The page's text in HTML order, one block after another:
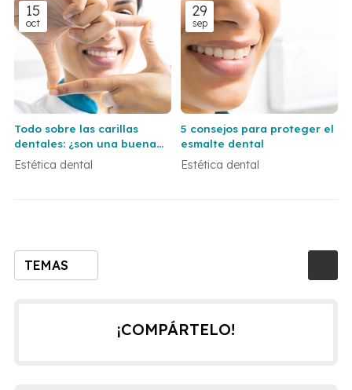
TEMAS
15
oct
Todo sobre las carillas
dentales: ¿son una buena
opción para ti?
Estética dental
29
sep
5 consejos para proteger el
esmalte dental
Estética dental
¡COMPÁRTELO!